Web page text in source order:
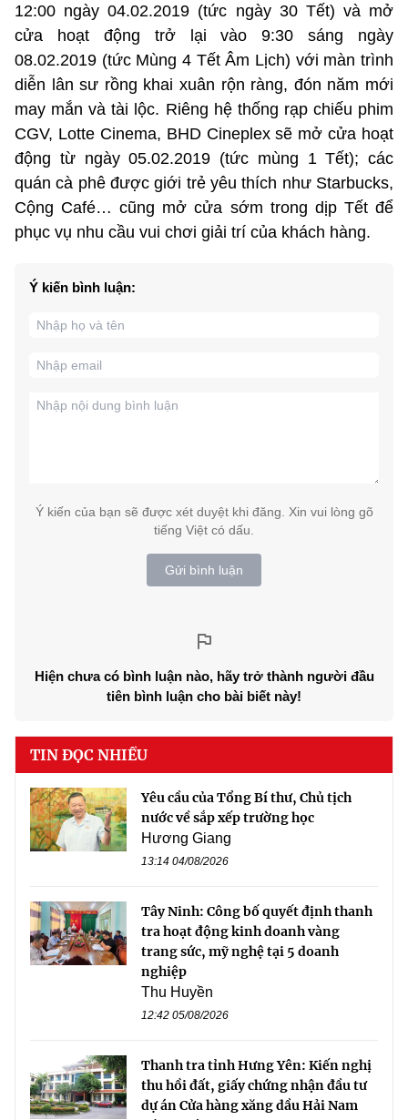
12:00 ngày 04.02.2019 (tức ngày 30 Tết) và mở
cửa hoạt động trở lại vào 9:30 sáng ngày
08.02.2019 (tức Mùng 4 Tết Âm Lịch) với màn trình
diễn lân sư rồng khai xuân rộn ràng, đón năm mới
may mắn và tài lộc. Riêng hệ thống rạp chiếu phim
CGV, Lotte Cinema, BHD Cineplex sẽ mở cửa hoạt
động từ ngày 05.02.2019 (tức mùng 1 Tết); các
quán cà phê được giới trẻ yêu thích như Starbucks,
Cộng Café… cũng mở cửa sớm trong dịp Tết để
phục vụ nhu cầu vui chơi giải trí của khách hàng.
Ý kiến bình luận:
Ý kiến của bạn sẽ được xét duyệt khi đăng. Xin vui lòng gõ
tiếng Việt có dấu.
Gửi bình luận
Hiện chưa có bình luận nào, hãy trở thành người đầu
tiên bình luận cho bài biết này!
TIN ĐỌC NHIỀU
Yêu cầu của Tổng Bí thư, Chủ tịch
nước về sắp xếp trường học
Hương Giang
13:14 04/08/2026
Tây Ninh: Công bố quyết định thanh
tra hoạt động kinh doanh vàng
trang sức, mỹ nghệ tại 5 doanh
nghiệp
Thu Huyền
12:42 05/08/2026
Thanh tra tỉnh Hưng Yên: Kiến nghị
thu hồi đất, giấy chứng nhận đầu tư
dự án Cửa hàng xăng dầu Hải Nam